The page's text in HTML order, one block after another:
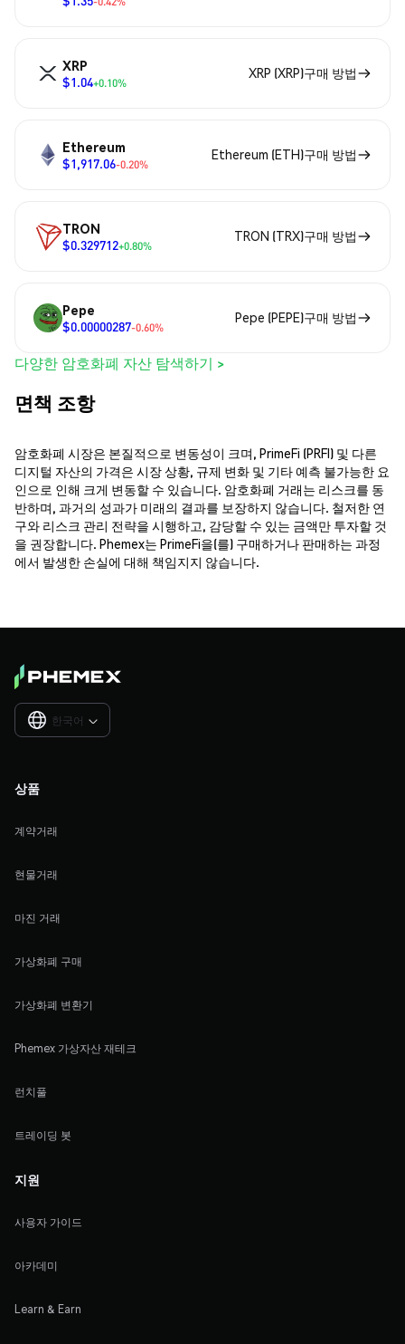
XRP
$1.04+0.10%
XRP (XRP)구매 방법
Ethereum
$1,917.06-0.20%
Ethereum (ETH)구매 방법
TRON
$0.329712+0.80%
TRON (TRX)구매 방법
Pepe
$0.00000287-0.60%
Pepe (PEPE)구매 방법
다양한 암호화폐 자산 탐색하기 >
면책 조항
암호화폐 시장은 본질적으로 변동성이 크며, PrimeFi (PRFI) 및 다른
디지털 자산의 가격은 시장 상황, 규제 변화 및 기타 예측 불가능한 요
인으로 인해 크게 변동할 수 있습니다. 암호화폐 거래는 리스크를 동
반하며, 과거의 성과가 미래의 결과를 보장하지 않습니다. 철저한 연
구와 리스크 관리 전략을 시행하고, 감당할 수 있는 금액만 투자할 것
을 권장합니다. Phemex는 PrimeFi을(를) 구매하거나 판매하는 과정
에서 발생한 손실에 대해 책임지지 않습니다.
한국어 
상품
계약거래
현물거래
마진 거래
가상화폐 구매
가상화폐 변환기
Phemex 가상자산 재테크
런치풀
트레이딩 봇
지원
사용자 가이드
아카데미
Learn & Earn